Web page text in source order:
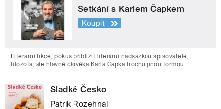
Setkání s Karlem Čapkem
Koupit
Literární fikce, pokus přiblížit literární nadsázkou spisovatele,
filozofa, ale hlavně člověka Karla Čapka trochu jinou formou.
Sladké Česko
Patrik Rozehnal